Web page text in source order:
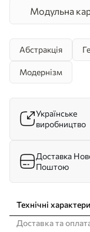
Модульна
Абстракція
Модернізм
Українське
виробництво
Доставка
Поштою
Технічні
Доставка та